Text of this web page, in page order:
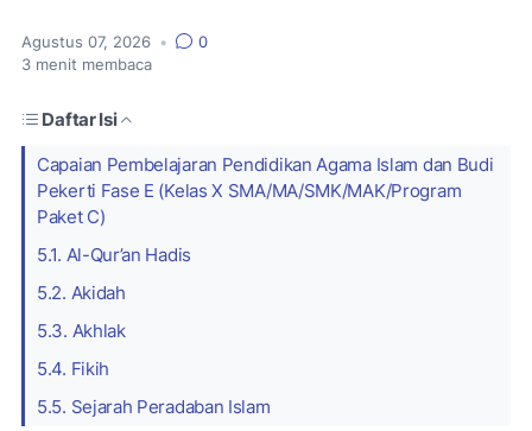
Agustus 07, 2026 •
0
3 menit membaca
Daftar Isi
Capaian Pembelajaran Pendidikan Agama Islam dan Budi
Pekerti Fase E (Kelas X SMA/MA/SMK/MAK/Program
Paket C)
5.1. Al-Qur’an Hadis
5.2. Akidah
5.3. Akhlak
5.4. Fikih
5.5. Sejarah Peradaban Islam